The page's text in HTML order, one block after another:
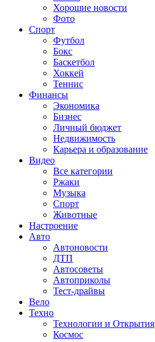
Хорошие новости
Фото
Спорт
Футбол
Бокс
Баскетбол
Хоккей
Теннис
Финансы
Экономика
Бизнес
Личный бюджет
Недвижимость
Карьера и образование
Видео
Все категории
Ржаки
Музыка
Спорт
Животные
Настроение
Авто
Автоновости
ДТП
Автосоветы
Автоприколы
Тест-драйвы
Вело
Техно
Технологии и Открытия
Космос